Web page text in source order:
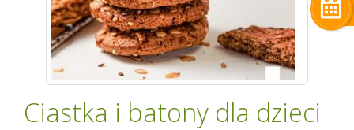
Ciastka i batony dla dzieci